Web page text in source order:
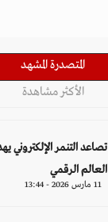
المتصدرة المشهد
الأكثر مشاهدة
تصاعد التنمر الإلكتروني
العالم الرقمي
11 مارس 2026 - 13:44